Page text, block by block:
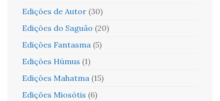
Edições de Autor (30)
Edições do Saguão (20)
Edições Fantasma (5)
Edições Húmus (1)
Edições Mahatma (15)
Edições Miosótis (6)